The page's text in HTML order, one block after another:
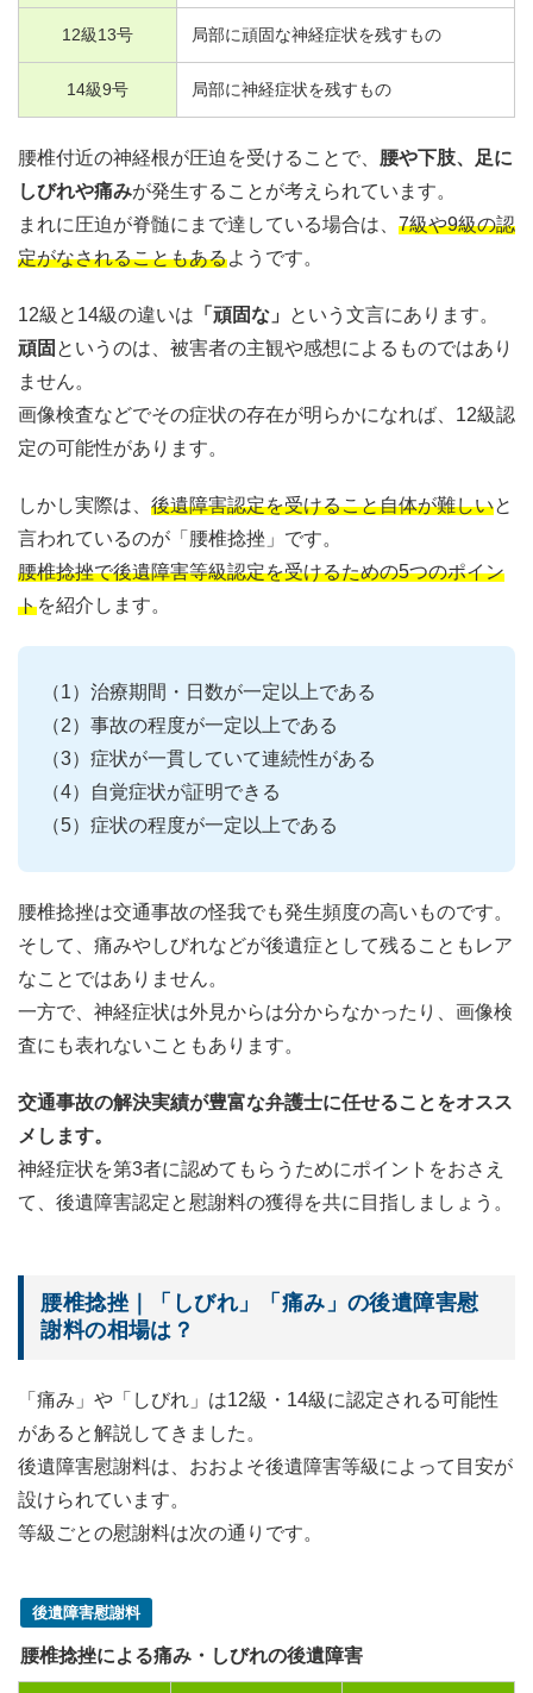
12級13号 局部に頑固な神経症状を残すもの
14級9号 局部に神経症状を残すもの
腰椎付近の神経根が圧迫を受けることで、 腰や下肢、足に
しびれや痛みが発生することが考えられています。
まれに圧迫が脊髄にまで達している場合は、 7級や9級の認
定がなされることもあるようです。
12級と14級の違いは 「頑固な」
という文言にあります。
頑固 というのは、被害者の主観や感想によるものではあり
ません。
画像検査などでその症状の存在が明らかになれば、12級認
定の可能性があります。
しかし実際は、 後遺障害認定を受けること自体が難しいと
言われているのが「腰椎捻挫」です。
腰椎捻挫で後遺障害等級認定を受けるための5つのポイン
トを紹介します。
（1）治療期間・日数が一定以上である
（2）事故の程度が一定以上である
（3）症状が一貫していて連続性がある
（4）自覚症状が証明できる
（5）症状の程度が一定以上である
腰椎捻挫は交通事故の怪我でも発生頻度の高いものです。
そして、痛みやしびれなどが後遺症として残ることもレア
なことではありません。
一方で、神経症状は外見からは分からなかったり、画像検
査にも表れないこともあります。
交通事故の解決実績が豊富な弁護士に任せることをオスス
メします。
神経症状を第3者に認めてもらうためにポイントをおさえ
て、後遺障害認定と慰謝料の獲得を共に目指しましょう。
腰椎捻挫｜「しびれ」「痛み」の後遺障害慰
謝料の相場は？
「痛み」や「しびれ」は12級・14級に認定される可能性
があると解説してきました。
後遺障害慰謝料は、おおよそ後遺障害等級によって目安が
設けられています。
等級ごとの慰謝料は次の通りです。
後遺障害慰謝料
腰椎捻挫による痛み・しびれの後遺障害